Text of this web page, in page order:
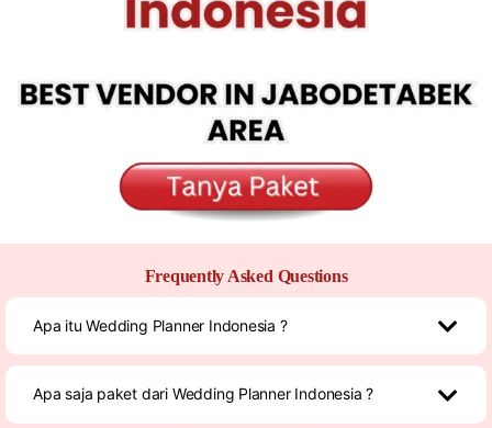
Frequently Asked Questions
Apa itu Wedding Planner Indonesia ?
Apa saja paket dari Wedding Planner Indonesia ?